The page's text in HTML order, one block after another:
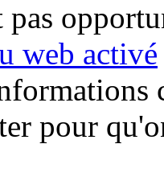
pas
web activé
pour